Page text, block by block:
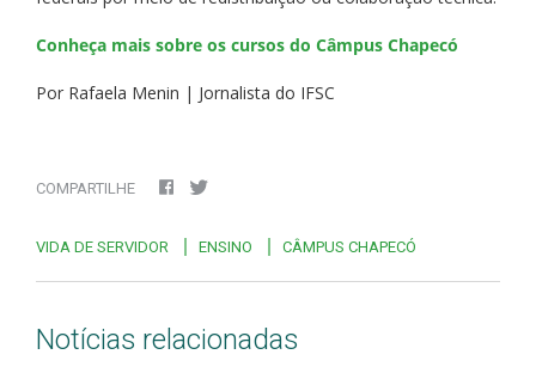
Conheça mais sobre os cursos do Câmpus Chapecó
Por Rafaela Menin | Jornalista do IFSC
COMPARTILHE
VIDA DE SERVIDOR ENSINO CÂMPUS CHAPECÓ
Notícias relacionadas